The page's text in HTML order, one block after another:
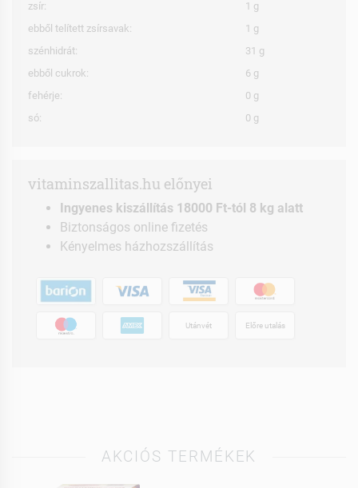
zsír:
1 g
ebből telített zsírsavak:
1 g
szénhidrát:
31 g
ebből cukrok:
6 g
fehérje:
0 g
só:
0 g
vitaminszallitas.hu előnyei
Ingyenes kiszállítás 18000 Ft-tól 8 kg alatt
Biztonságos online fizetés
Kényelmes házhozszállítás
Utánvét Előre utalás
AKCIÓS TERMÉKEK